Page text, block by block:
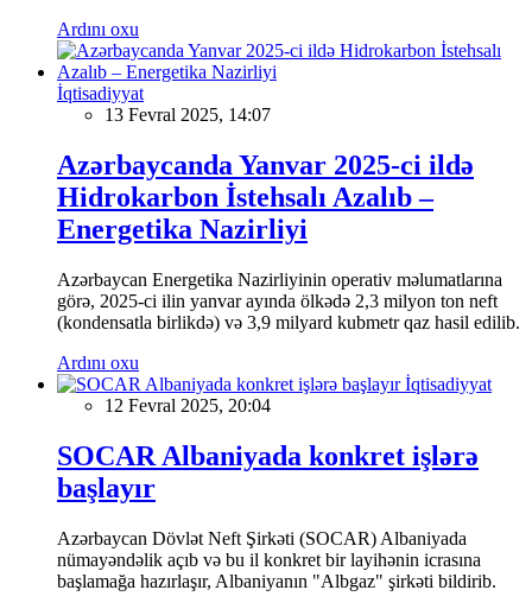
Ardını oxu
İqtisadiyyat
13 Fevral 2025, 14:07
Azərbaycanda Yanvar 2025-ci ildə
Hidrokarbon İstehsalı Azalıb –
Energetika Nazirliyi
Azərbaycan Energetika Nazirliyinin operativ məlumatlarına
görə, 2025-ci ilin yanvar ayında ölkədə 2,3 milyon ton neft
(kondensatla birlikdə) və 3,9 milyard kubmetr qaz hasil edilib.
Ardını oxu
İqtisadiyyat
12 Fevral 2025, 20:04
SOCAR Albaniyada konkret işlərə
başlayır
Azərbaycan Dövlət Neft Şirkəti (SOCAR) Albaniyada
nümayəndəlik açıb və bu il konkret bir layihənin icrasına
başlamağa hazırlaşır, Albaniyanın "Albgaz" şirkəti bildirib.